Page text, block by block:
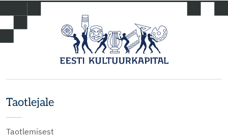
Taotlejale
Taotlemisest